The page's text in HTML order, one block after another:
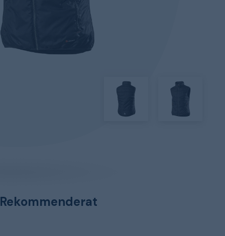
Rekommenderat